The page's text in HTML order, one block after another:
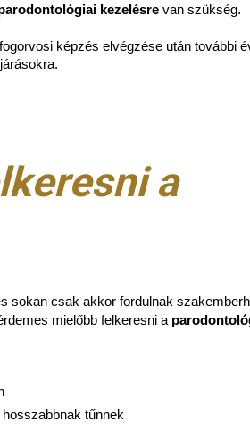
kezelésre van szükség.
képzés elvégzése után további
a
sokan csak akkor fordulnak
mielőbb felkeresni a
tűnnek